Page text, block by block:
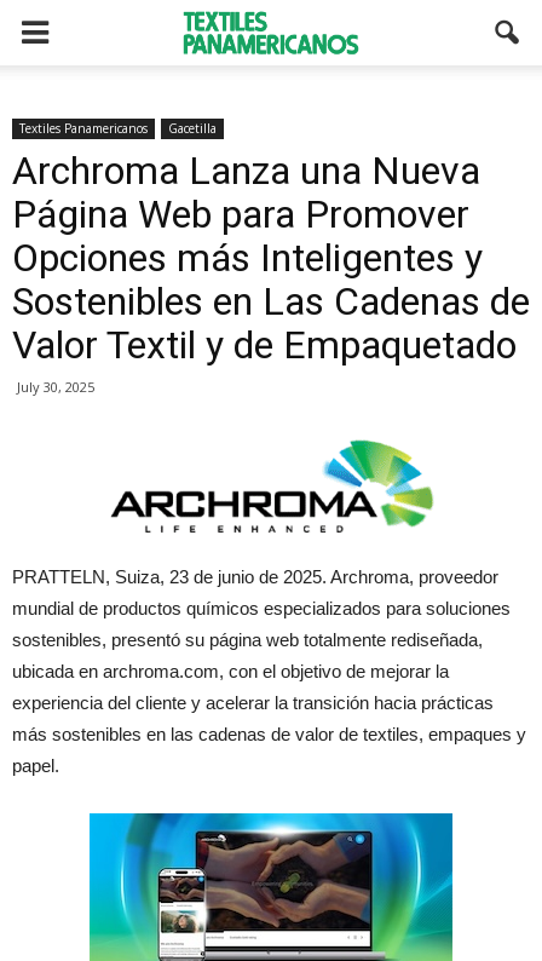
Textiles Panamericanos Gacetilla
Archroma Lanza una Nueva
Página Web para Promover
Opciones más Inteligentes y
Sostenibles en Las Cadenas de
Valor Textil y de Empaquetado
July 30, 2025
PRATTELN, Suiza, 23 de junio de 2025. Archroma, proveedor
mundial de productos químicos especializados para soluciones
sostenibles, presentó su página web totalmente rediseñada,
ubicada en archroma.com, con el objetivo de mejorar la
experiencia del cliente y acelerar la transición hacia prácticas
más sostenibles en las cadenas de valor de textiles, empaques y
papel.